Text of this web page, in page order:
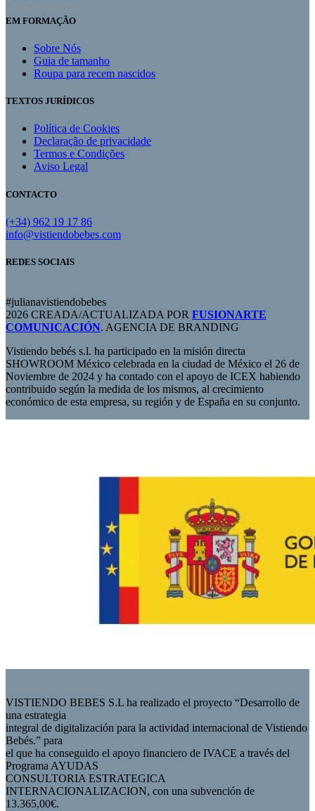
EM FORMAÇÃO
Sobre Nós
Guia de tamanho
Roupa para recem nascidos
TEXTOS JURÍDICOS
Política de Cookies
Declaração de privacidade
Termos e Condições
Aviso Legal
CONTACTO
(+34) 962 19 17 86
info@vistiendobebes.com
REDES SOCIAIS
#julianavistiendobebes
2026 CREADA/ACTUALIZADA POR FUSIONARTE
COMUNICACIÓN. AGENCIA DE BRANDING
Vistiendo bebés s.l. ha participado en la misión directa
SHOWROOM México celebrada en la ciudad de México el 26 de
Noviembre de 2024 y ha contado con el apoyo de ICEX habiendo
contribuido según la medida de los mismos, al crecimiento
económico de esta empresa, su región y de España en su conjunto.
VISTIENDO BEBES S.L ha realizado el proyecto “Desarrollo de
una estrategia
integral de digitalización para la actividad internacional de Vistiendo
Bebés.” para
el que ha conseguido el apoyo financiero de IVACE a través del
Programa AYUDAS
CONSULTORIA ESTRATEGICA
INTERNACIONALIZACION, con una subvención de
13.365,00€.